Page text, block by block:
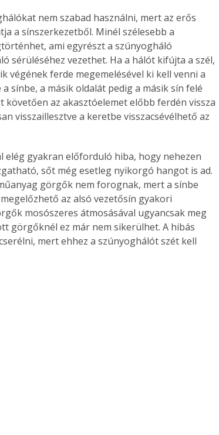
nem szabad használni, mert az erős
a sínszerkezetből. Minél szélesebb a
ami egyrészt a szúnyogháló
sérüléséhez vezethet. Ha a hálót kifújta a szél,
végének ferde megemelésével ki kell venni a
sínbe, a másik oldalát pedig a másik sín felé
követően az akasztóelemet előbb ferdén vissza
visszaillesztve a keretbe visszacsévélhető az
gyakran előforduló hiba, hogy nehezen
sőt még esetleg nyikorgó hangot is ad.
görgők nem forognak, mert a sínbe
az alsó vezetősín gyakori
mosószeres átmosásával ugyancsak meg
görgőknél ez már nem sikerülhet. A hibás
mert ehhez a szúnyoghálót szét kell